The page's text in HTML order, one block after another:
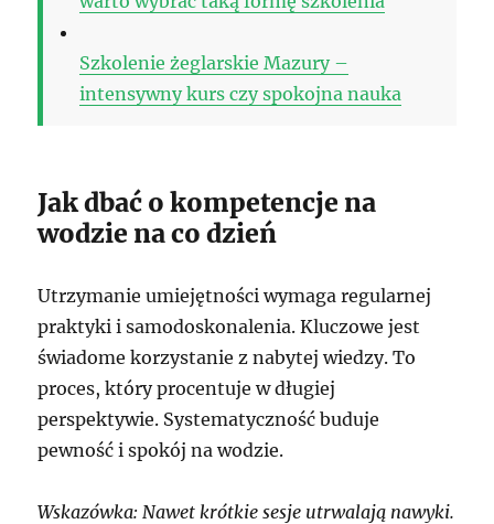
Szkolenie żeglarskie Mazury –
intensywny kurs czy spokojna nauka
Jak dbać o kompetencje na
wodzie na co dzień
Utrzymanie umiejętności wymaga regularnej
praktyki i samodoskonalenia. Kluczowe jest
świadome korzystanie z nabytej wiedzy. To
proces, który procentuje w długiej
perspektywie. Systematyczność buduje
pewność i spokój na wodzie.
Wskazówka: Nawet krótkie sesje utrwalają nawyki.